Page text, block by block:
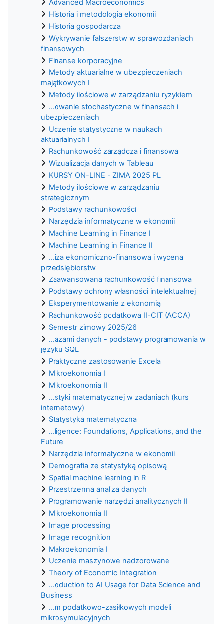
Advanced Macroeconomics
Historia i metodologia ekonomii
Historia gospodarcza
Wykrywanie fałszerstw w sprawozdaniach
finansowych
Finanse korporacyjne
Metody aktuarialne w ubezpieczeniach
majątkowych I
Metody ilościowe w zarządzaniu ryzykiem
...owanie stochastyczne w finansach i
ubezpieczeniach
Uczenie statystyczne w naukach
aktuarialnych I
Rachunkowość zarządcza i finansowa
Wizualizacja danych w Tableau
KURSY ON-LINE - ZIMA 2025 PL
Metody ilościowe w zarządzaniu
strategicznym
Podstawy rachunkowości
Narzędzia informatyczne w ekonomii
Machine Learning in Finance I
Machine Learning in Finance II
...iza ekonomiczno-finansowa i wycena
przedsiębiorstw
Zaawansowana rachunkowość finansowa
Podstawy ochrony własności intelektualnej
Eksperymentowanie z ekonomią
Rachunkowość podatkowa II-CIT (ACCA)
Semestr zimowy 2025/26
...azami danych - podstawy programowania w
języku SQL
Praktyczne zastosowanie Excela
Mikroekonomia I
Mikroekonomia II
...styki matematycznej w zadaniach (kurs
internetowy)
Statystyka matematyczna
...ligence: Foundations, Applications, and the
Future
Narzędzia informatyczne w ekonomii
Demografia ze statystyką opisową
Spatial machine learning in R
Przestrzenna analiza danych
Programowanie narzędzi analitycznych II
Mikroekonomia II
Image processing
Image recognition
Makroekonomia I
Uczenie maszynowe nadzorowane
Theory of Economic Integration
...oduction to AI Usage for Data Science and
Business
...m podatkowo-zasiłkowych modeli
mikrosymulacyjnych